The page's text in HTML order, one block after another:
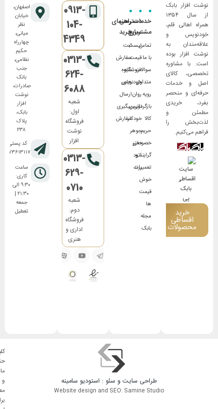
نوشت افزار بابک
از سال ۱۳۵۴
همراه اهالی قلم،
خودنویس و
علاقه‌مندان به
نوشت افزار بوده
است. با مشاوره
تخصصی، کالای
اصل و خدمات
حرفه‌ای و منحصر
بفرد، خریدی
مطمئن و
لذت‌بخش را
فراهم می‌کنیم.
خرید
اقساطی
محصولات
خدمات
مشتریان
تماس
با ما
سوالات
متداول
رویه
بازگردانی
کالا
حریم
خصوصی
گرایند و
تعمیرات
خوش
قیمت
ها
مجله
بابک
دسترسی
سریع
لیست
قیمت
فروشگاه
خودنویس
روان
نویس
خودکار
جوهر
دفتر
اتود
برند
راهنمای
خرید
ثبت
سفارش
شیوه
های
ارسال
پیگیری
سفارش
0913-
104-
4349
0313-
624-
6088
شعبه
اول:
فروشگاه
نوشت
افزار
0313-
629-
0710
شعبه
دوم:
فروشگاه
اداری و
هنری
اصفهان،
خیابان
نظر
میانی،
چهارراه
حکیم
نظامی،
جنب
بانک
صادرات،
نوشت
افزار
بابک،
پلاک
۲۳۸
کد پستی:
۸۱۷۳۶۱۳۱۱۷
ساعت
کاری:
۹:۳۰ الی
۲۱:۳۰ |
جمعه
تعطیل
طراحی سایت و سئو : استودیو سامینه
Website design and SEO: Samine Studio
و